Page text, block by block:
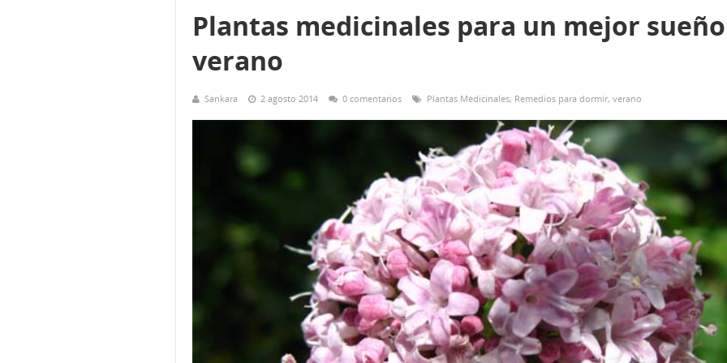
Plantas medicinales para un mejor
verano
Sankara 2 agosto 2014 0 comentarios Plantas Medicinales, Remedios para dormir, verano